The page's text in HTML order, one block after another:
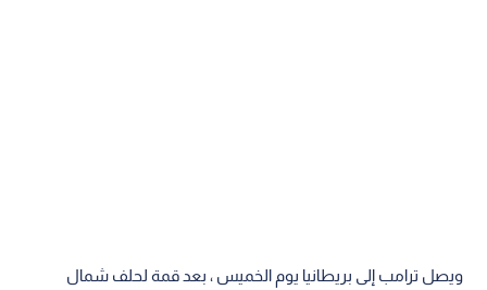
ويصل ترامب إلى بريطانيا يوم الخميس ، بعد قمة لحلف شمال